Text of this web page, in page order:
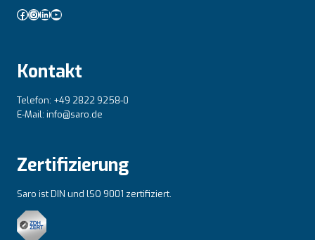
Facebook
Instagram
LinkedIn
YouTube
Kontakt
Telefon: +49 2822 9258-0
E-Mail: info@saro.de
Zertifizierung
Saro ist DIN und lSO 9001 zertifiziert.